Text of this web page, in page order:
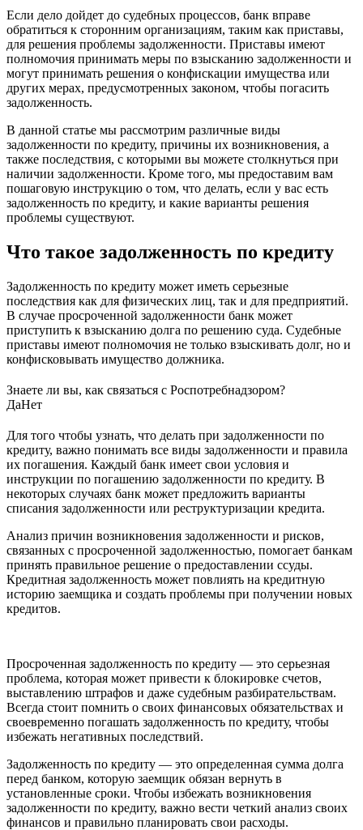
Если дело дойдет до судебных процессов, банк вправе
обратиться к сторонним организациям, таким как приставы,
для решения проблемы задолженности. Приставы имеют
полномочия принимать меры по взысканию задолженности и
могут принимать решения о конфискации имущества или
других мерах, предусмотренных законом, чтобы погасить
задолженность.
В данной статье мы рассмотрим различные виды
задолженности по кредиту, причины их возникновения, а
также последствия, с которыми вы можете столкнуться при
наличии задолженности. Кроме того, мы предоставим вам
пошаговую инструкцию о том, что делать, если у вас есть
задолженность по кредиту, и какие варианты решения
проблемы существуют.
Что такое задолженность по кредиту
Задолженность по кредиту может иметь серьезные
последствия как для физических лиц, так и для предприятий.
В случае просроченной задолженности банк может
приступить к взысканию долга по решению суда. Судебные
приставы имеют полномочия не только взыскивать долг, но и
конфисковывать имущество должника.
Знаете ли вы, как связаться с Роспотребнадзором?
ДаНет
Для того чтобы узнать, что делать при задолженности по
кредиту, важно понимать все виды задолженности и правила
их погашения. Каждый банк имеет свои условия и
инструкции по погашению задолженности по кредиту. В
некоторых случаях банк может предложить варианты
списания задолженности или реструктуризации кредита.
Анализ причин возникновения задолженности и рисков,
связанных с просроченной задолженностью, помогает банкам
принять правильное решение о предоставлении ссуды.
Кредитная задолженность может повлиять на кредитную
историю заемщика и создать проблемы при получении новых
кредитов.
Просроченная задолженность по кредиту — это серьезная
проблема, которая может привести к блокировке счетов,
выставлению штрафов и даже судебным разбирательствам.
Всегда стоит помнить о своих финансовых обязательствах и
своевременно погашать задолженность по кредиту, чтобы
избежать негативных последствий.
Задолженность по кредиту — это определенная сумма долга
перед банком, которую заемщик обязан вернуть в
установленные сроки. Чтобы избежать возникновения
задолженности по кредиту, важно вести четкий анализ своих
финансов и правильно планировать свои расходы.